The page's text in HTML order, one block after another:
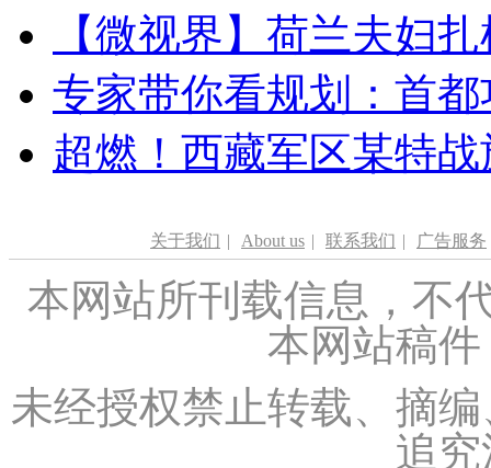
【微视界】荷兰夫妇
专家带你看规划：首
超燃！西藏军区某特
关于我们 | About us | 联系我们 | 广告服务
本网站所刊载信息，不
本网站稿
未经授权禁止转载、摘
追